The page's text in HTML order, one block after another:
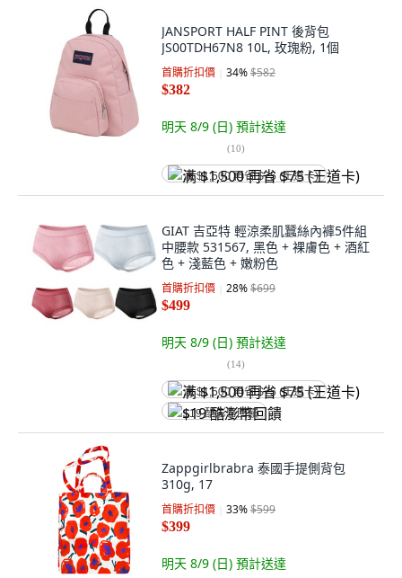
JANSPORT HALF PINT 後背包
JS00TDH67N8 10L, 玫瑰粉, 1個
首購折扣價 34%$582
$382
明天 8/9 (日) 預計送達
(10)
满 $1,500 再省 $75 (王道卡)
GIAT 吉亞特 輕涼柔肌蠶絲內褲5件組
中腰款 531567, 黑色 + 裸膚色 + 酒紅
色 + 淺藍色 + 嫩粉色
首購折扣價 28%$699
$499
明天 8/9 (日) 預計送達
(14)
满 $1,500 再省 $75 (王道卡)
$19 酷澎幣回饋
Zappgirlbrabra 泰國手提側背包
310g, 17
首購折扣價 33%$599
$399
明天 8/9 (日) 預計送達